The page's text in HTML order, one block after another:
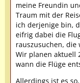
meine Freundin
Traum mit der
ich derjenige bin,
eifrig dabei die
rauszusuchen, die
Wir planen aktuell
wann die Flüge
Allerdings ist es